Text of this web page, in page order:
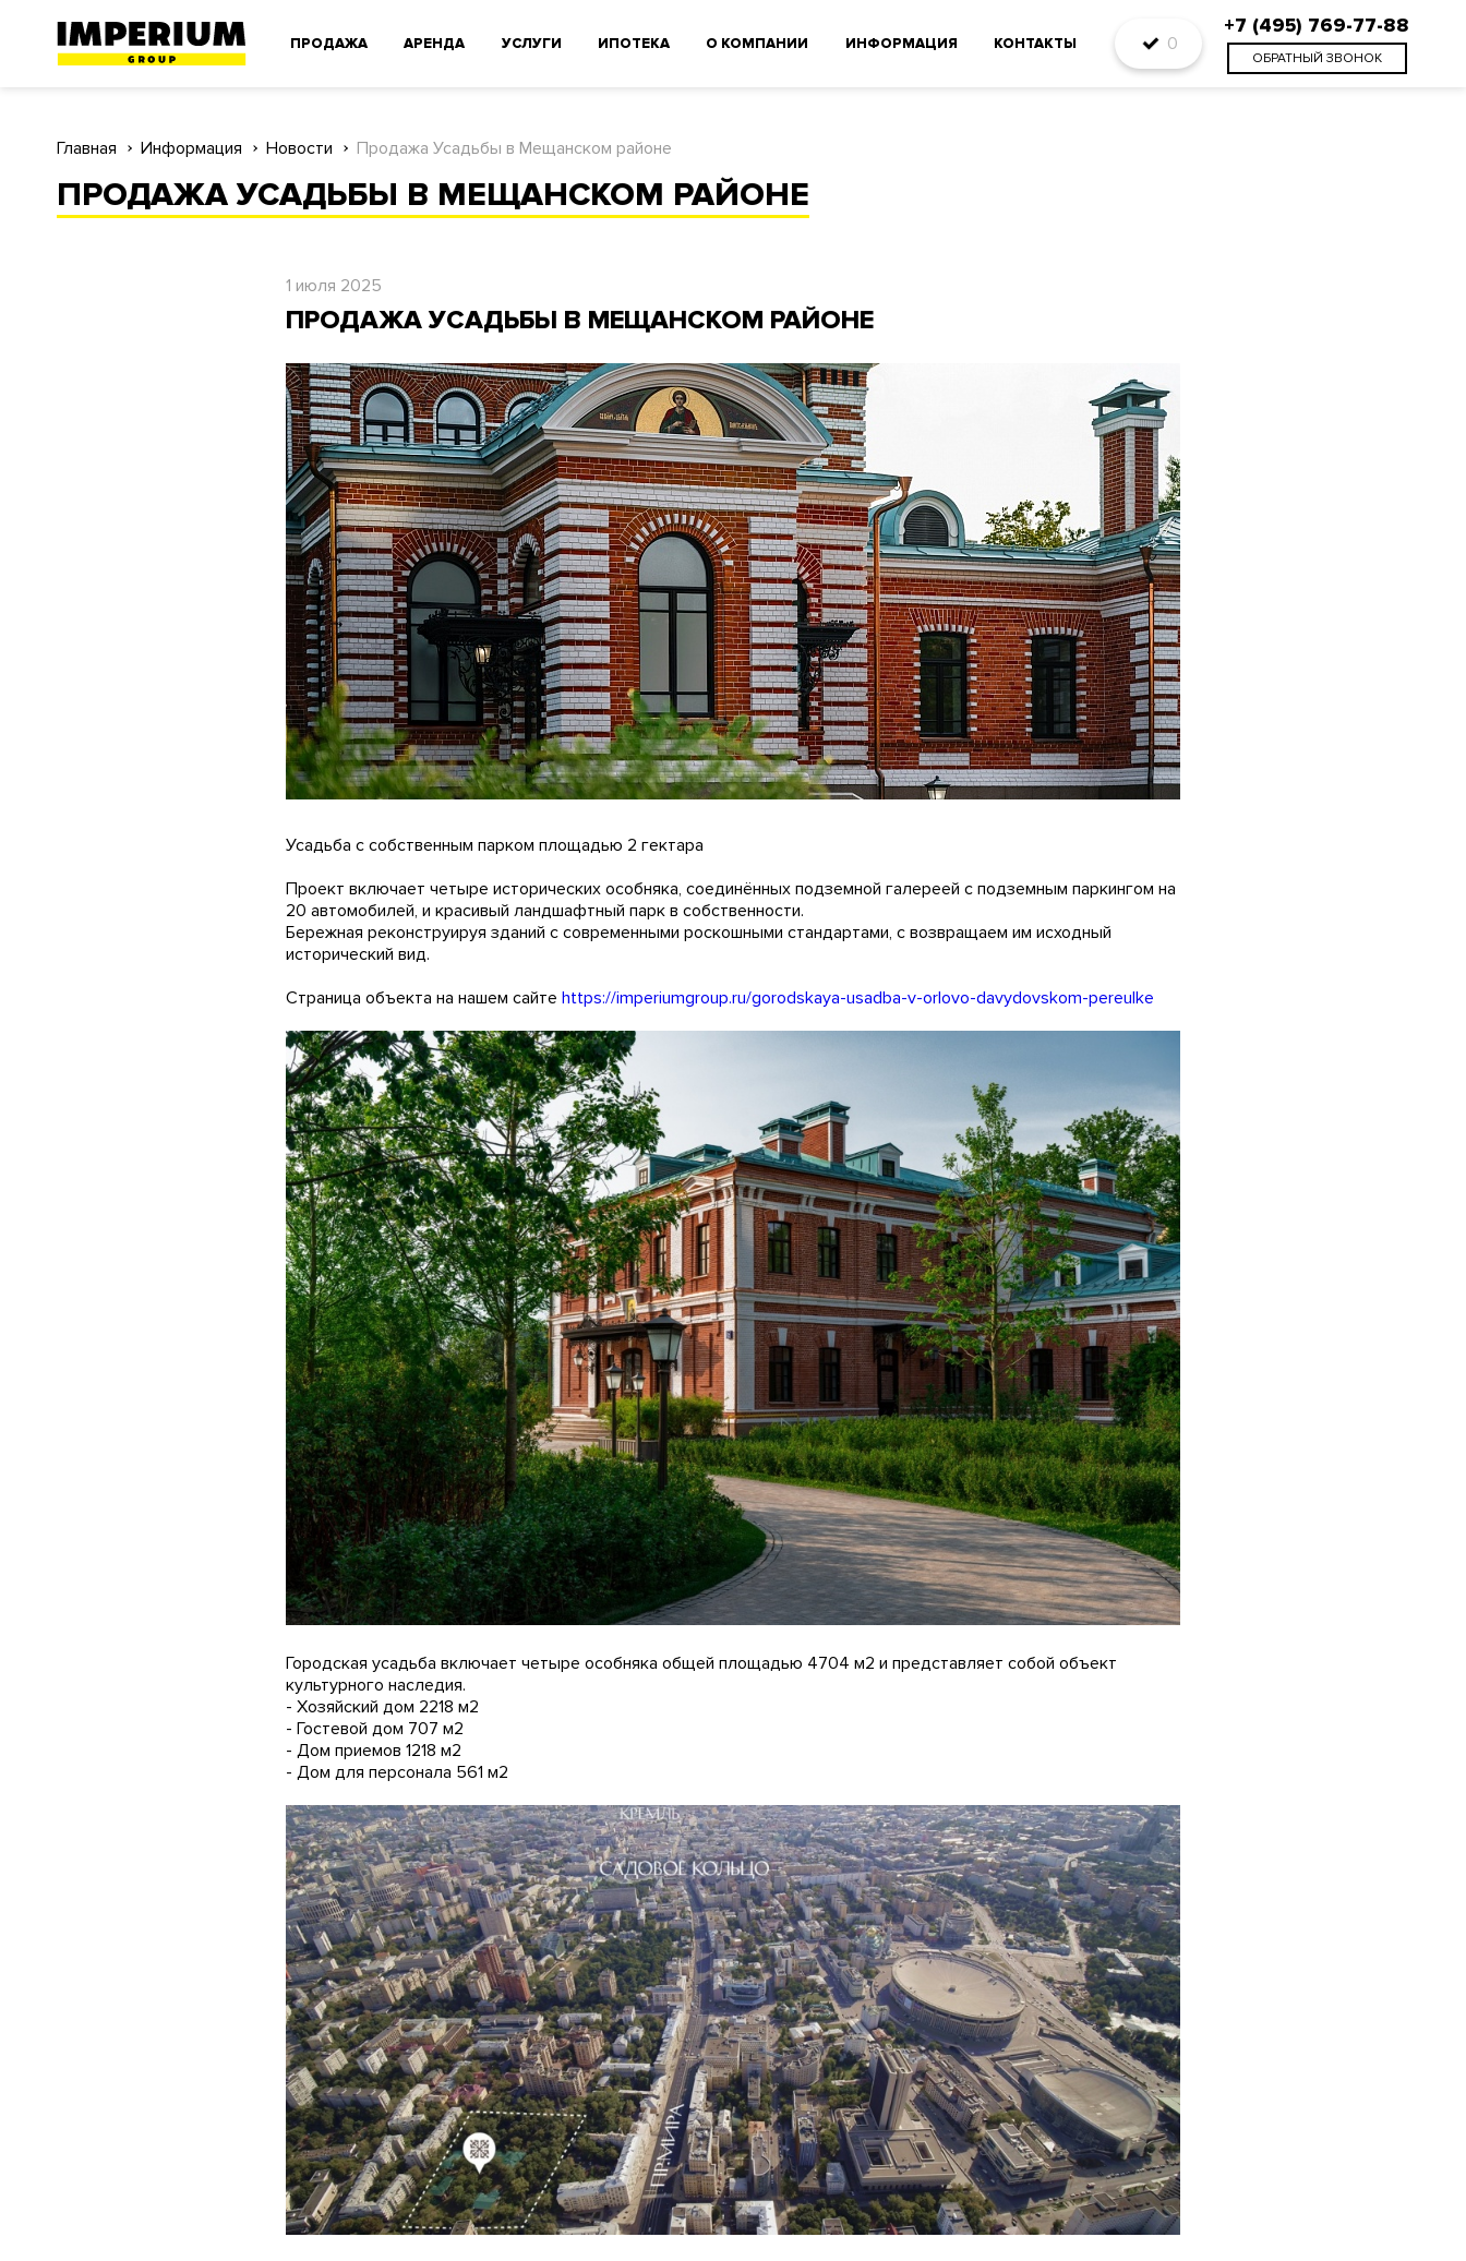
ПРОДАЖА АРЕНДА УСЛУГИ ИПОТЕКА О КОМПАНИИ ИНФОРМАЦИЯ КОНТАКТЫ 0
+7 (495) 769-77-88
ОБРАТНЫЙ ЗВОНОК
Главная Информация Новости Продажа Усадьбы в Мещанском районе
ПРОДАЖА УСАДЬБЫ В МЕЩАНСКОМ РАЙОНЕ
1 июля 2025
ПРОДАЖА УСАДЬБЫ В МЕЩАНСКОМ РАЙОНЕ
Усадьба с собственным парком площадью 2 гектара
Проект включает четыре исторических особняка, соединённых подземной галереей с подземным паркингом на
20 автомобилей, и красивый ландшафтный парк в собственности.
Бережная реконструируя зданий с современными роскошными стандартами, с возвращаем им исходный
исторический вид.
Страница объекта на нашем сайте https://imperiumgroup.ru/gorodskaya-usadba-v-orlovo-davydovskom-pereulke
Городская усадьба включает четыре особняка общей площадью 4704 м2 и представляет собой объект
культурного наследия.
- Хозяйский дом 2218 м2
- Гостевой дом 707 м2
- Дом приемов 1218 м2
- Дом для персонала 561 м2